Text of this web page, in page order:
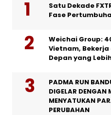
Satu Dekade
Fase
Weichai Group:
Vietnam,
Depan yang
PADMA RUN
DIGELAR DENGAN
MENYATUKAN
PERUBAHAN